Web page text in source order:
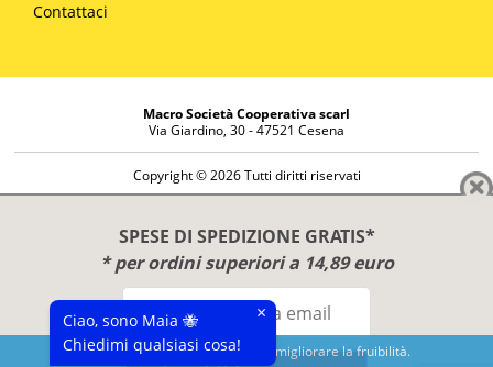
Questo sito utilizza cookies per migliorare la fruibilità.
SPESE DI SPEDIZIONE GRATIS*
* per ordini superiori a 14,89 euro
Contattaci
Macro Società Cooperativa scarl
Via Giardino, 30 - 47521 Cesena
Copyright © 2026 Tutti diritti riservati
Diritto di reso
Disclaimer
Privacy Policy
Ciao, sono Maia 🐝
Chiedimi qualsiasi cosa!
×